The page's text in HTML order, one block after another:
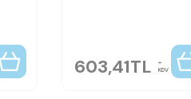
603,41TL KDV